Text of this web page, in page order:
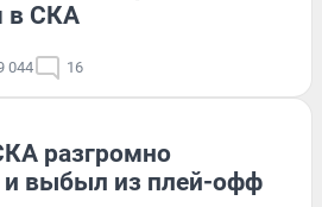
в СКА
044 16
разгромно
выбыл из плей-офф